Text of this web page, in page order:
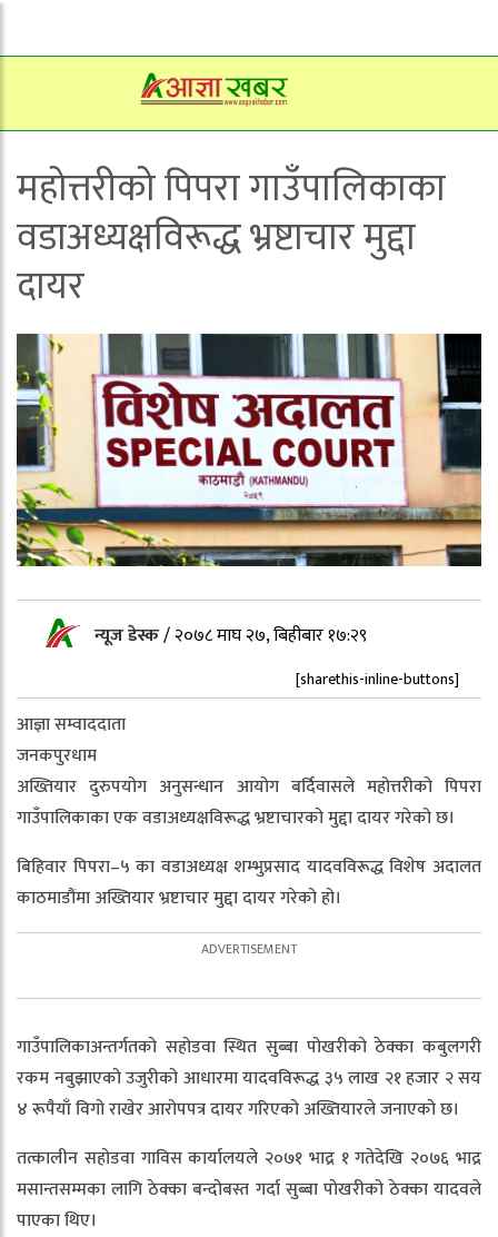
महोत्तरीको पिपरा गाउँपालिकाका
वडाअध्यक्षविरूद्ध भ्रष्टाचार मुद्दा
दायर
न्यूज डेस्क/२०७८ माघ २७, बिहीबार १७:२९
[sharethis-inline-buttons]
आज्ञा सम्वाददाता
जनकपुरधाम
अख्तियार दुरुपयोग अनुसन्धान आयोग बर्दिवासले महोत्तरीको पिपरा
गाउँपालिकाका एक वडाअध्यक्षविरूद्ध भ्रष्टाचारको मुद्दा दायर गरेको छ।
बिहिवार पिपरा–५ का वडाअध्यक्ष शम्भुप्रसाद यादवविरूद्ध विशेष अदालत
काठमाडौंमा अख्तियार भ्रष्टाचार मुद्दा दायर गरेको हो।
गाउँपालिकाअन्तर्गतको सहोडवा स्थित सुब्बा पोखरीको ठेक्का कबुलगरी
रकम नबुझाएको उजुरीको आधारमा यादवविरूद्ध ३५ लाख २१ हजार २ सय
४ रूपैयाँ विगो राखेर आरोपपत्र दायर गरिएको अख्तियारले जनाएको छ।
तत्कालीन सहोडवा गाविस कार्यालयले २०७१ भाद्र १ गतेदेखि २०७६ भाद्र
मसान्तसम्मका लागि ठेक्का बन्दोबस्त गर्दा सुब्बा पोखरीको ठेक्का यादवले
पाएका थिए।